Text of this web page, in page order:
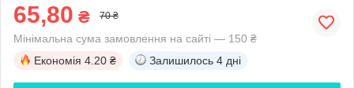
65,80 ₴ 70 ₴
Мінімальна сума замовлення на сайті — 150 ₴
Економія 4.20 ₴ Залишилось 4 дні